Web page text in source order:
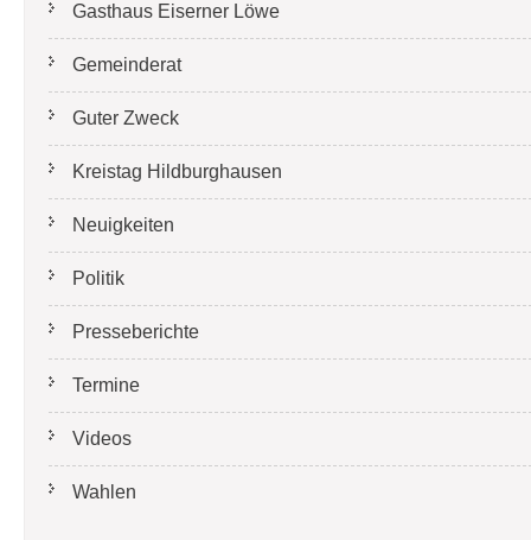
Gasthaus Eiserner Löwe
Gemeinderat
Guter Zweck
Kreistag Hildburghausen
Neuigkeiten
Politik
Presseberichte
Termine
Videos
Wahlen